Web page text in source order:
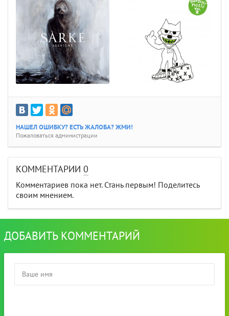
НАШЕЛ ОШИБКУ? ЕСТЬ ЖАЛОБА? ЖМИ!
Пожаловаться администрации
КОММЕНТАРИИ 0
Комментариев пока нет. Стань первым! Поделитесь
своим мнением.
ДОБАВИТЬ КОММЕНТАРИЙ